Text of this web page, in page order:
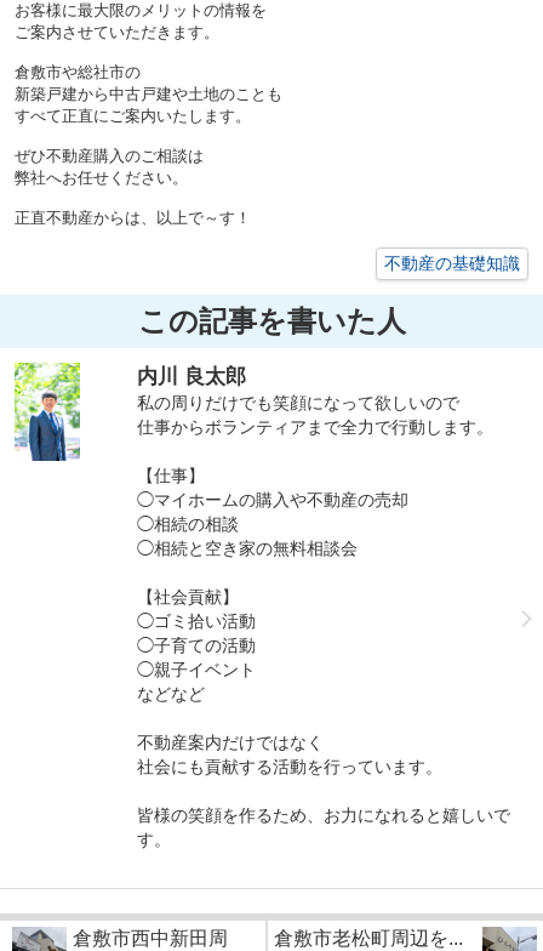
お客様に最大限のメリットの情報を
ご案内させていただきます。
倉敷市や総社市の
新築戸建から中古戸建や土地のことも
すべて正直にご案内いたします。
ぜひ不動産購入のご相談は
弊社へお任せください。
正直不動産からは、以上で～す！
不動産の基礎知識
この記事を書いた人
内川 良太郎
私の周りだけでも笑顔になって欲しいので
仕事からボランティアまで全力で行動します。
【仕事】
◯マイホームの購入や不動産の売却
◯相続の相談
◯相続と空き家の無料相談会
【社会貢献】
◯ゴミ拾い活動
◯子育ての活動
◯親子イベント
などなど
不動産案内だけではなく
社会にも貢献する活動を行っています。
皆様の笑顔を作るため、お力になれると嬉しいで
す。
倉敷市西中新田周
倉敷市老松町周辺を...